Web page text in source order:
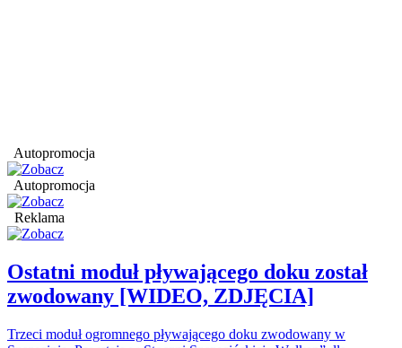
Autopromocja
Autopromocja
Reklama
Ostatni moduł pływającego doku został
zwodowany [WIDEO, ZDJĘCIA]
Trzeci moduł ogromnego pływającego doku zwodowany w